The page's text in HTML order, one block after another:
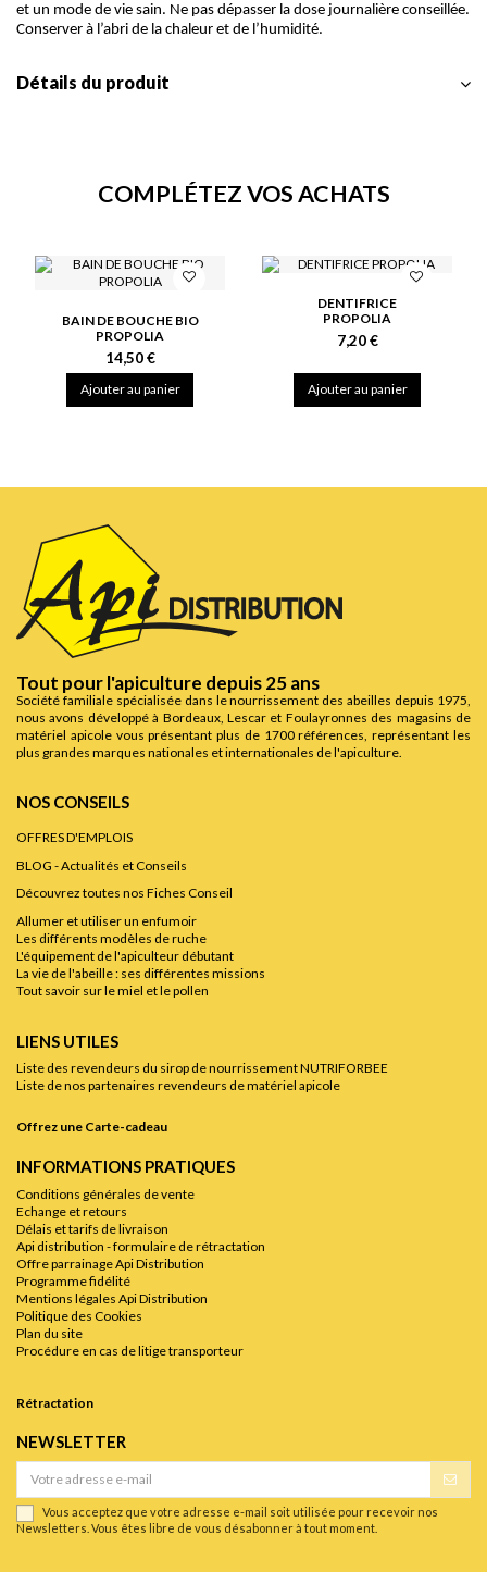
et un mode de vie sain. Ne pas dépasser la dose journalière conseillée.
Conserver à l’abri de la chaleur et de l’humidité.
Détails du produit
COMPLÉTEZ VOS ACHATS
BAIN DE BOUCHE BIO
PROPOLIA
14,50 €
Ajouter au panier
DENTIFRICE
PROPOLIA
7,20 €
Ajouter au panier
Tout pour l'apiculture depuis 25 ans
Société familiale spécialisée dans le nourrissement des abeilles depuis 1975,
nous avons développé à Bordeaux, Lescar et Foulayronnes des magasins de
matériel apicole vous présentant plus de 1700 références, représentant les
plus grandes marques nationales et internationales de l'apiculture.
NOS CONSEILS
OFFRES D'EMPLOIS
BLOG - Actualités et Conseils
Découvrez toutes nos Fiches Conseil
Allumer et utiliser un enfumoir
Les différents modèles de ruche
L'équipement de l'apiculteur débutant
La vie de l'abeille : ses différentes missions
Tout savoir sur le miel et le pollen
LIENS UTILES
Liste des revendeurs du sirop de nourrissement NUTRIFORBEE
Liste de nos partenaires revendeurs de matériel apicole
Offrez une Carte-cadeau
INFORMATIONS PRATIQUES
Conditions générales de vente
Echange et retours
Délais et tarifs de livraison
Api distribution - formulaire de rétractation
Offre parrainage Api Distribution
Programme fidélité
Mentions légales Api Distribution
Politique des Cookies
Plan du site
Procédure en cas de litige transporteur
Rétractation
NEWSLETTER
Vous acceptez que votre adresse e-mail soit utilisée pour recevoir nos
Newsletters. Vous êtes libre de vous désabonner à tout moment.